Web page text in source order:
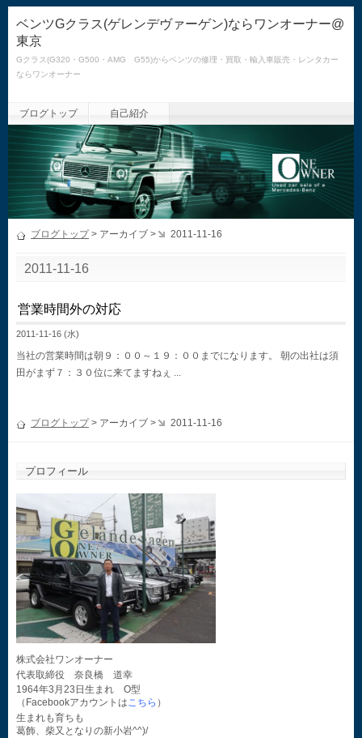
ベンツGクラス(ゲレンデヴァーゲン)ならワンオーナー@
東京
Gクラス(G320・G500・AMG G55)からベンツの修理・買取・輸入車販売・レンタカー
ならワンオーナー
ブログトップ 自己紹介
ブログトップ> アーカイブ > 2011-11-16
2011-11-16
営業時間外の対応
2011-11-16 (水)
当社の営業時間は朝９：００～１９：００までになります。 朝の出社は須
田がまず７：３０位に来てますねぇ ...
ブログトップ> アーカイブ > 2011-11-16
プロフィール
株式会社ワンオーナー
代表取締役 奈良橋 道幸
1964年3月23日生まれ O型
（Facebookアカウントはこちら ）
生まれも育ちも
葛飾、柴又となりの新小岩^^)/